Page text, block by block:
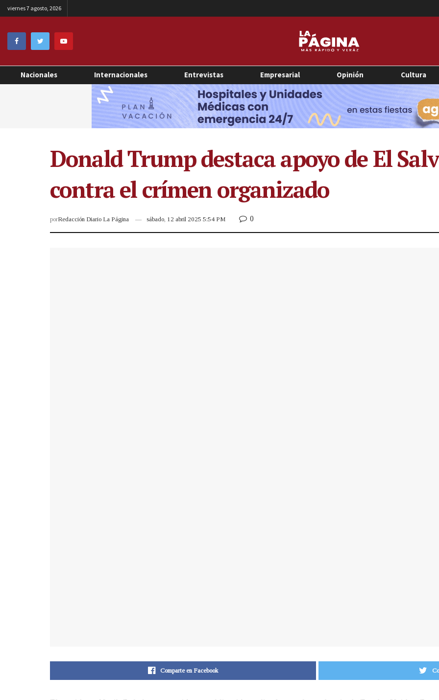
viernes 7 agosto, 2026
Nacionales Internacionales Entrevistas Empresarial Opinión Cultura
Donald Trump destaca apoyo de El
contra el crímen organizado
porRedacción Diario La Página sábado, 12 abril 2025 5:54 PM 0
Comparte en Facebook